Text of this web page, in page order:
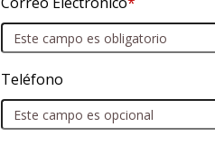
Teléfono